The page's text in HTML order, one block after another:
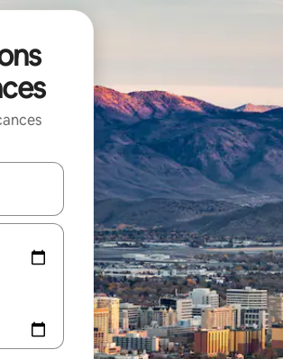
flèches vers le haut et vers le bas pour les